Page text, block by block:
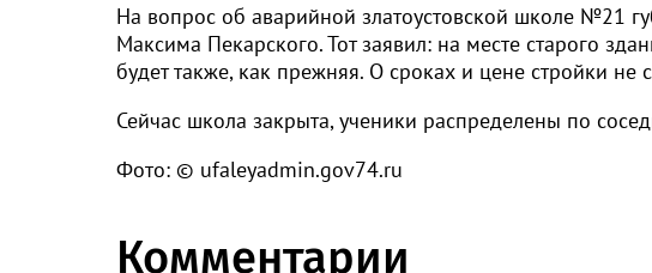
На вопрос об аварийной златоустовской школе №21
Максима Пекарского. Тот заявил: на месте старого
будет также, как прежняя. О сроках и цене стройки не
Сейчас школа закрыта, ученики распределены по
Фото: © ufaleyadmin.gov74.ru
Комментарии